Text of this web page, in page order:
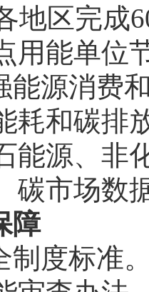
地区完成
用能单位
能源消费
耗和碳排
能源、非
碳市场数
障
制度标准